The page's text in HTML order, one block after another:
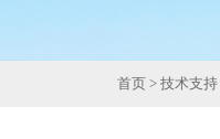
首页 > 技术支持